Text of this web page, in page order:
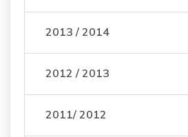
2013 / 2014
2012 / 2013
2011/ 2012